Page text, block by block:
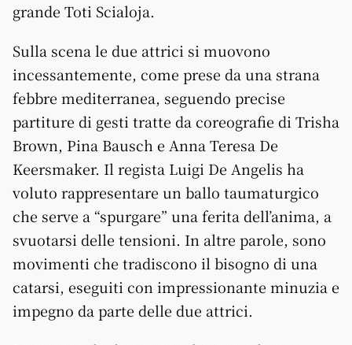
grande Toti Scialoja.
Sulla scena le due attrici si muovono
incessantemente, come prese da una strana
febbre mediterranea, seguendo precise
partiture di gesti tratte da coreografie di Trisha
Brown, Pina Bausch e Anna Teresa De
Keersmaker. Il regista Luigi De Angelis ha
voluto rappresentare un ballo taumaturgico
che serve a “spurgare” una ferita dell’anima, a
svuotarsi delle tensioni. In altre parole, sono
movimenti che tradiscono il bisogno di una
catarsi, eseguiti con impressionante minuzia e
impegno da parte delle due attrici.